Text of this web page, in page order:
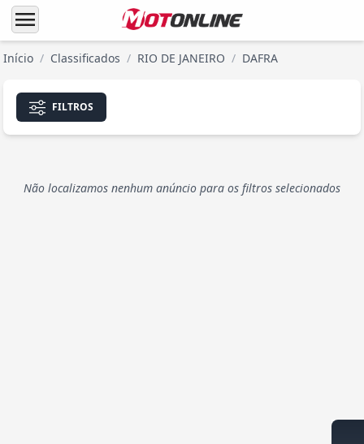
menu
Início / Classificados / RIO DE JANEIRO / DAFRA
FILTROS
Não localizamos nenhum anúncio para os filtros selecionados